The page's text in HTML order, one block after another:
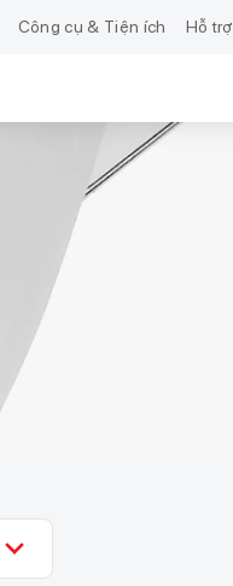
Công cụ & Tiện ích Hỗ trợ